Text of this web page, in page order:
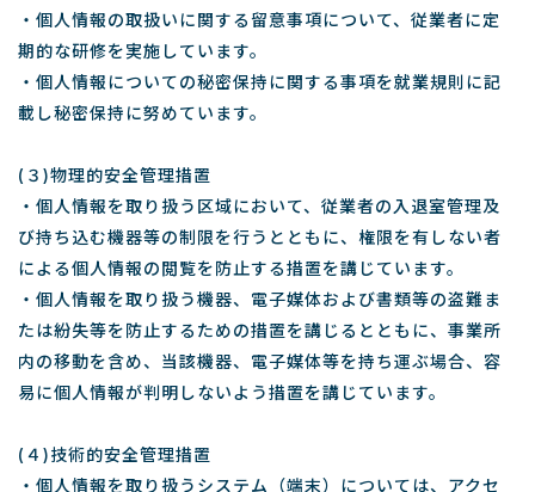
・個人情報の取扱いに関する留意事項について、従業者に定
期的な研修を実施しています。
・個人情報についての秘密保持に関する事項を就業規則に記
載し秘密保持に努めています。
(３)物理的安全管理措置
・個人情報を取り扱う区域において、従業者の入退室管理及
び持ち込む機器等の制限を行うとともに、権限を有しない者
による個人情報の閲覧を防止する措置を講じています。
・個人情報を取り扱う機器、電子媒体および書類等の盗難ま
たは紛失等を防止するための措置を講じるとともに、事業所
内の移動を含め、当該機器、電子媒体等を持ち運ぶ場合、容
易に個人情報が判明しないよう措置を講じています。
(４)技術的安全管理措置
・個人情報を取り扱うシステム（端末）については、アクセ